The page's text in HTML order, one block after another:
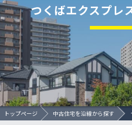
トップページ 中古住宅を沿線から探す
つくばエクスプレ